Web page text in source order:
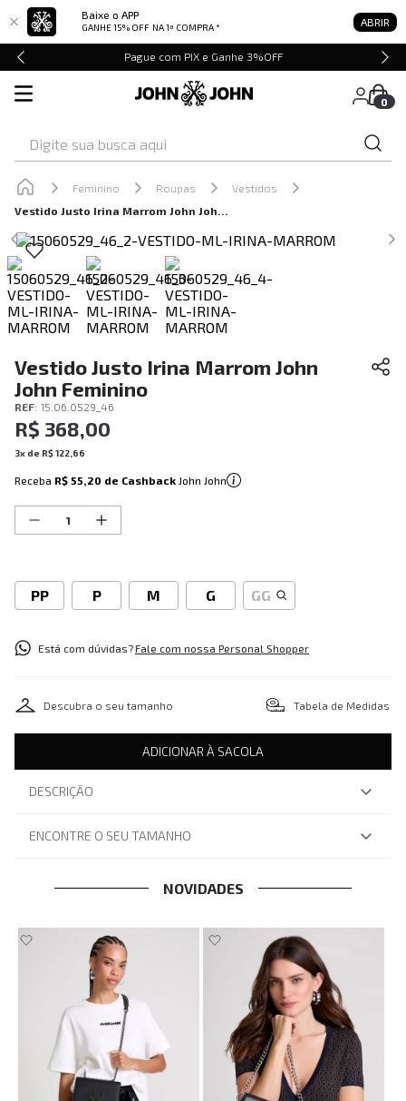
Baixe o APP
GANHE 15% OFF NA 1ª COMPRA * ABRIR
Pague com PIX e Ganhe 3%OFF
0
Feminino Roupas
Vestidos
Vestido Justo Irina Marrom John John Feminino
Vestido Justo Irina Marrom John
John Feminino
REF: 15.06.0529_46
R$ 368,00
3x de R$122 66
Receba R$ 55,20 de Cashback John John
PP P M G GG
Está com dúvidas?Fale com nossa Personal Shopper
Descubra o seu tamanho Tabela de Medidas
ADICIONAR À SACOLA
DESCRIÇÃO
ENCONTRE O SEU TAMANHO
NOVIDADES